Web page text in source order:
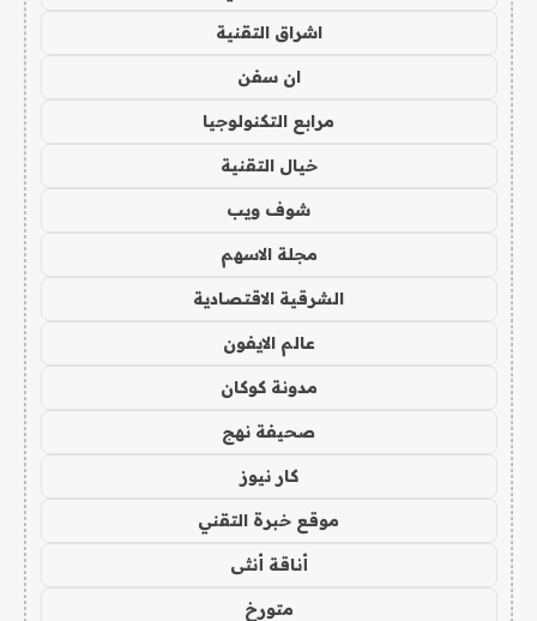
اشراق التقنية
ان سفن
مرابع التكنولوجيا
خيال التقنية
شوف ويب
مجلة الاسهم
الشرقية الاقتصادية
عالم الايفون
مدونة كوكان
صحيفة نهج
كار نيوز
موقع خبرة التقني
أناقة أنثى
متورخ